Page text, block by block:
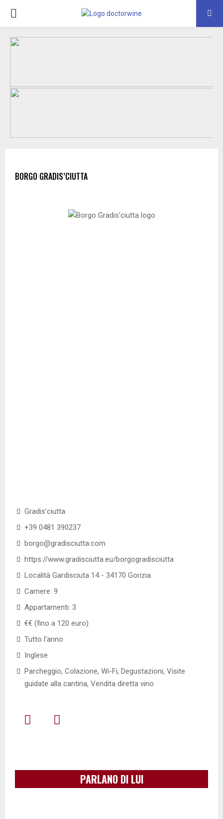
PRIMARY
MENU
BORGO GRADIS’CIUTTA
Gradis’ciutta
+39 0481 390237
borgo@gradisciutta.com
https://www.gradisciutta.eu/borgogradisciutta
Località Gardisciuta 14 - 34170 Gorizia
Camere: 9
Appartamenti: 3
€€ (fino a 120 euro)
Tutto l'anno
Inglese
Parcheggio, Colazione, Wi-Fi, Degustazioni, Visite
guidate alla cantina, Vendita diretta vino
PARLANO DI LUI